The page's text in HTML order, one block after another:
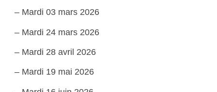
– Mardi 03 mars 2026
– Mardi 24 mars 2026
– Mardi 28 avril 2026
– Mardi 19 mai 2026